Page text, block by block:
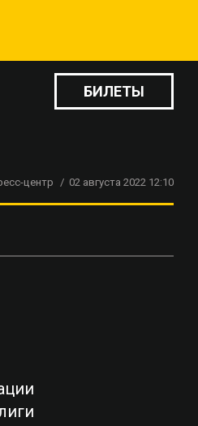
БИЛЕТЫ
центр 02 августа 2022 12:10